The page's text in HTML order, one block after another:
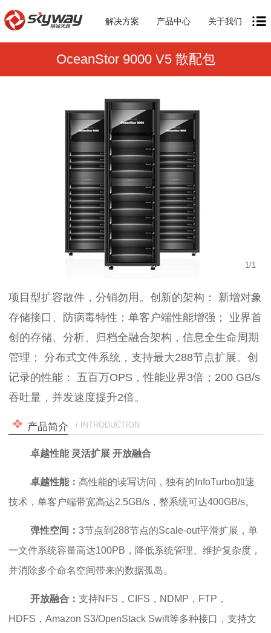
解决方案 产品中心 关于我们
OceanStor 9000 V5 散配包
1/1
项目型扩容散件，分销勿用。创新的架构： 新增对象
存储接口、防病毒特性；单客户端性能增强； 业界首
创的存储、分析、归档全融合架构，信息全生命周期
管理； 分布式文件系统，支持最大288节点扩展。创
记录的性能： 五百万OPS，性能业界3倍；200 GB/s
吞吐量，并发速度提升2倍。
产品简介 / INTRODUCTION
卓越性能 灵活扩展 开放融合
卓越性能：高性能的读写访问，独有的InfoTurbo加速
技术，单客户端带宽高达2.5GB/s，整系统可达400GB/s。
弹性空间：3节点到288节点的Scale-out平滑扩展，单
一文件系统容量高达100PB，降低系统管理、维护复杂度，
并消除多个命名空间带来的数据孤岛。
开放融合：支持NFS，CIFS，NDMP，FTP，
HDFS，Amazon S3/OpenStack Swift等多种接口，支持文